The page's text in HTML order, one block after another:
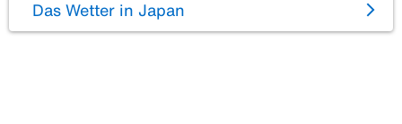
Das Wetter in Japan